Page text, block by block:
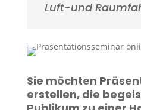
Luft-und
Sie möchten
erstellen, die